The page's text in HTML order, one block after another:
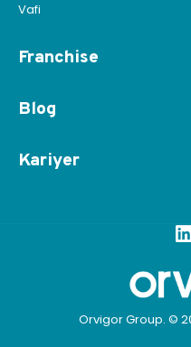
Vafi
Franchise
Blog
Kariyer
Orvigor Group. ©